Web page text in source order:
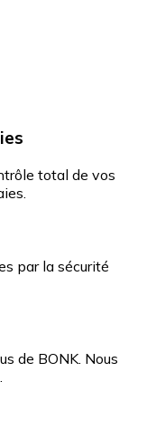
total de vos
par la sécurité
de BONK. Nous